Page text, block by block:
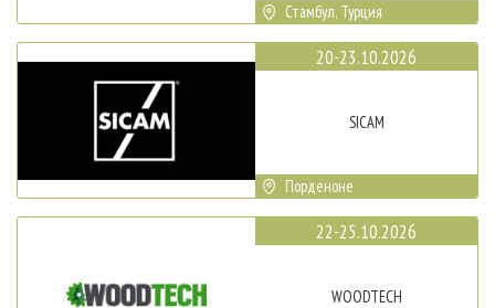
Стамбул, Турция
20-23.10.2026
SICAM
Порденоне
22-25.10.2026
WOODTECH